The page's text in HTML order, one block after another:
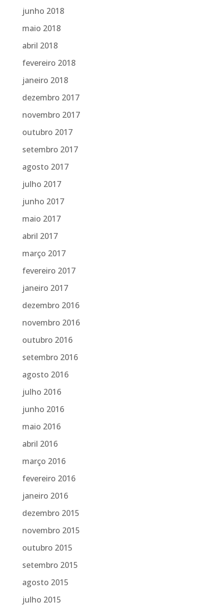
junho 2018
maio 2018
abril 2018
fevereiro 2018
janeiro 2018
dezembro 2017
novembro 2017
outubro 2017
setembro 2017
agosto 2017
julho 2017
junho 2017
maio 2017
abril 2017
março 2017
fevereiro 2017
janeiro 2017
dezembro 2016
novembro 2016
outubro 2016
setembro 2016
agosto 2016
julho 2016
junho 2016
maio 2016
abril 2016
março 2016
fevereiro 2016
janeiro 2016
dezembro 2015
novembro 2015
outubro 2015
setembro 2015
agosto 2015
julho 2015